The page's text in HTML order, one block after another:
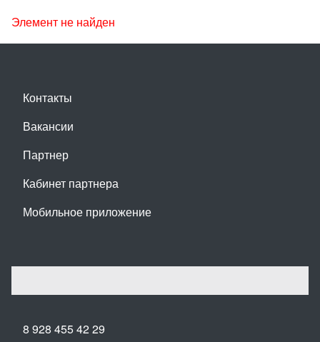
Элемент не найден
Контакты
Вакансии
Партнер
Кабинет партнера
Мобильное приложение
8 928 455 42 29